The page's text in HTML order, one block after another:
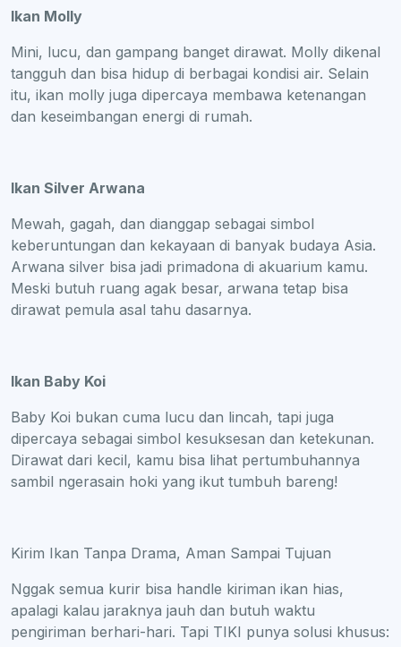
Ikan Molly
Mini, lucu, dan gampang banget dirawat. Molly dikenal
tangguh dan bisa hidup di berbagai kondisi air. Selain
itu, ikan molly juga dipercaya membawa ketenangan
dan keseimbangan energi di rumah.
Ikan Silver Arwana
Mewah, gagah, dan dianggap sebagai simbol
keberuntungan dan kekayaan di banyak budaya Asia.
Arwana silver bisa jadi primadona di akuarium kamu.
Meski butuh ruang agak besar, arwana tetap bisa
dirawat pemula asal tahu dasarnya.
Ikan Baby Koi
Baby Koi bukan cuma lucu dan lincah, tapi juga
dipercaya sebagai simbol kesuksesan dan ketekunan.
Dirawat dari kecil, kamu bisa lihat pertumbuhannya
sambil ngerasain hoki yang ikut tumbuh bareng!
Kirim Ikan Tanpa Drama, Aman Sampai Tujuan
Nggak semua kurir bisa handle kiriman ikan hias,
apalagi kalau jaraknya jauh dan butuh waktu
pengiriman berhari-hari. Tapi TIKI punya solusi khusus: